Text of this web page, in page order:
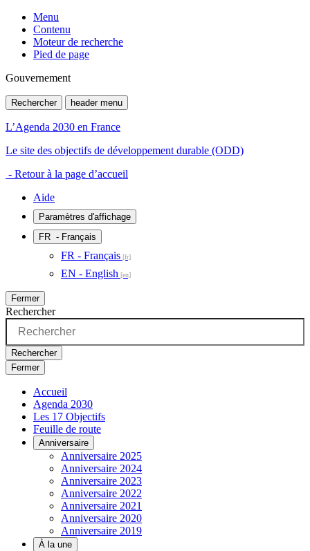
Menu
Contenu
Moteur de recherche
Pied de page
Gouvernement
Rechercher header menu
L’Agenda 2030 en France
Le site des objectifs de développement durable (ODD)
- Retour à la page d’accueil
Aide
Paramètres d'affichage
FR - Français
FR - Français
EN - English
Fermer
Rechercher
Rechercher
Fermer
Accueil
Agenda 2030
Les 17 Objectifs
Feuille de route
Anniversaire
Anniversaire 2025
Anniversaire 2024
Anniversaire 2023
Anniversaire 2022
Anniversaire 2021
Anniversaire 2020
Anniversaire 2019
À la une